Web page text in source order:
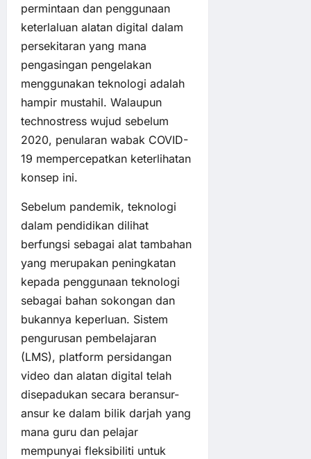
permintaan dan penggunaan
keterlaluan alatan digital dalam
persekitaran yang mana
pengasingan pengelakan
menggunakan teknologi adalah
hampir mustahil. Walaupun
technostress wujud sebelum
2020, penularan wabak COVID-
19 mempercepatkan keterlihatan
konsep ini.
Sebelum pandemik, teknologi
dalam pendidikan dilihat
berfungsi sebagai alat tambahan
yang merupakan peningkatan
kepada penggunaan teknologi
sebagai bahan sokongan dan
bukannya keperluan. Sistem
pengurusan pembelajaran
(LMS), platform persidangan
video dan alatan digital telah
disepadukan secara beransur-
ansur ke dalam bilik darjah yang
mana guru dan pelajar
mempunyai fleksibiliti untuk